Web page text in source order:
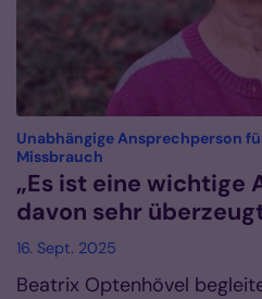
Unabhängige Ansprechperson
Missbrauch
„Es ist eine wichtige
davon sehr
16. Sept. 2025
Beatrix Optenhövel